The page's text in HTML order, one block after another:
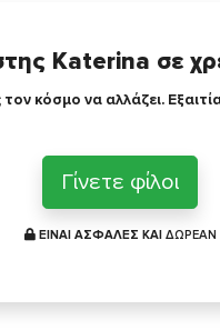
Katerina σε
τον κόσμο να αλλάζει.
Γίνετε φίλοι
ΕΙΝΑΙ ΑΣΦΑΛΕΣ ΚΑΙ ΔΩΡΕΑΝ